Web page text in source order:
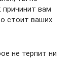
вам
стоит ваших
не терпит ни